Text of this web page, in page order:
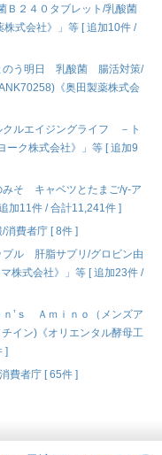
Ｂ２４０タブレット/乳酸菌
式会社》」等 [ 追加10件 /
のう明日 乳酸菌 腸活対策/
《奥田製薬株式会
クルエイジングライフ －ト
ーク株式会社》」等 [ 追加9
みそ キャベツとたまご/γ-ア
加11件 / 合計11,241件 ]
消費者庁 [ 8件 ]
プル 肝脂サプリ/グロビン由
株式会社》」等 [ 追加23件 /
’ｓ Ａｍｉｎｏ（メンズア
イン)《オリエンタル酵母工
]
費者庁 [ 65件 ]